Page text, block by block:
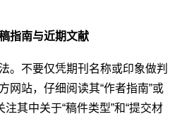
指南与近期文献
。不要仅凭期刊名称或印象做判
网站，仔细阅读其“作者指南”或
注其中关于“稿件类型”和“提交材